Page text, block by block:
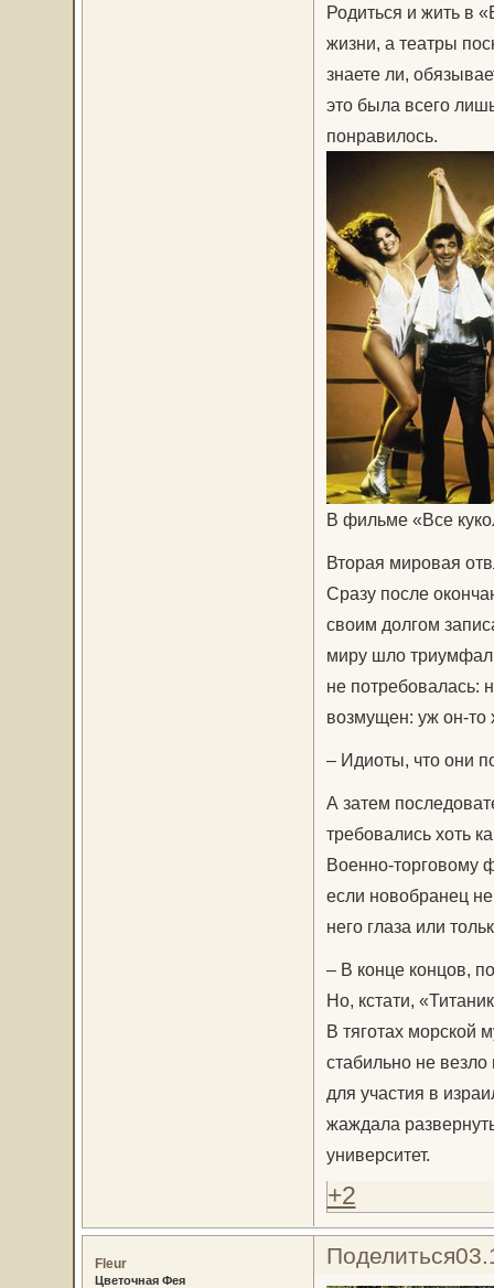
Родиться и жить в
жизни, а театры
знаете ли,
это была всего
понравилось.
В фильме «Все
Вторая мировая
Сразу после
своим долгом
миру шло
не потребовалась:
возмущен: уж он-то
– Идиоты, что они
А затем
требовались хоть
Военно-торговому
если новобранец
него глаза или
– В конце концов,
Но, кстати,
В тяготах морской
стабильно не везло
для участия в
жаждала
университет.
+2
Поделиться
Fleur
Цветочная Фея